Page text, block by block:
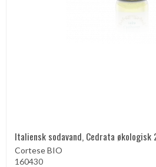
Italiensk sodavand, Cedrata økologisk
Cortese BIO
160430